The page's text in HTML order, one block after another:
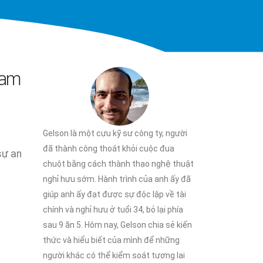
an
Gelson là một cựu kỹ sư công ty, người
đã thành công thoát khỏi cuộc đua
chuột bằng cách thành thạo nghệ thuật
nghỉ hưu sớm. Hành trình của anh ấy đã
giúp anh ấy đạt được sự độc lập về tài
chính và nghỉ hưu ở tuổi 34, bỏ lại phía
sau 9 ăn 5. Hôm nay, Gelson chia sẻ kiến
thức và hiểu biết của mình để những
người khác có thể kiểm soát tương lai